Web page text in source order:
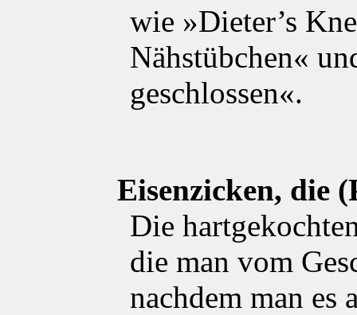
wie »Dieter’s
Nähstübchen«
geschlossen«.
Eisenzicken, die
Die
die man vom
nachdem man es